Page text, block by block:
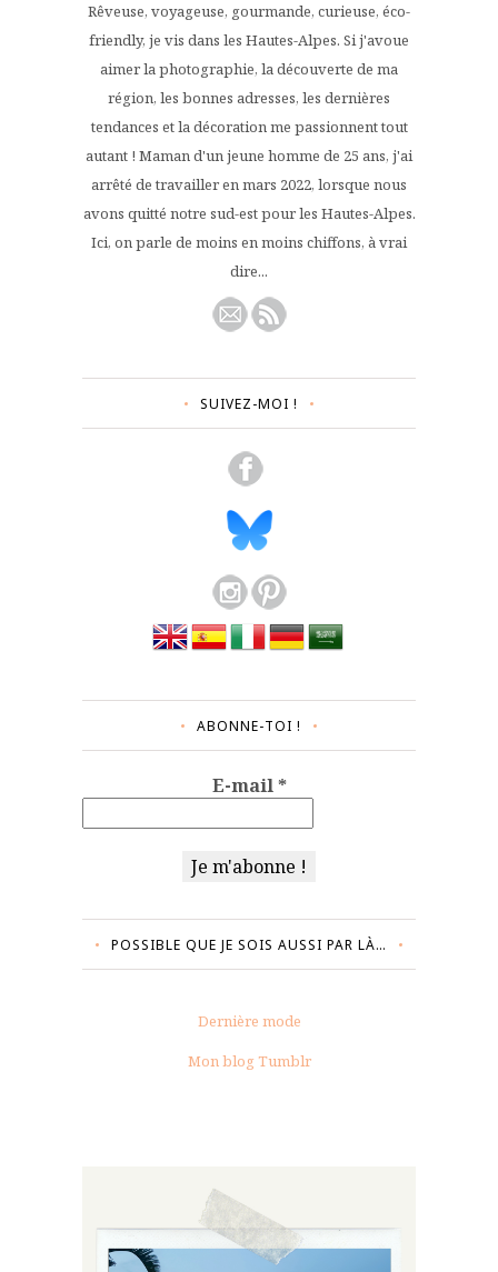
Rêveuse, voyageuse, gourmande, curieuse, éco-
friendly, je vis dans les Hautes-Alpes. Si j'avoue
aimer la photographie, la découverte de ma
région, les bonnes adresses, les dernières
tendances et la décoration me passionnent tout
autant ! Maman d'un jeune homme de 25 ans, j'ai
arrêté de travailler en mars 2022, lorsque nous
avons quitté notre sud-est pour les Hautes-Alpes.
Ici, on parle de moins en moins chiffons, à vrai
dire...
SUIVEZ-MOI !
ABONNE-TOI !
E-mail*
POSSIBLE QUE JE SOIS AUSSI PAR LÀ…
Dernière mode
Mon blog Tumblr